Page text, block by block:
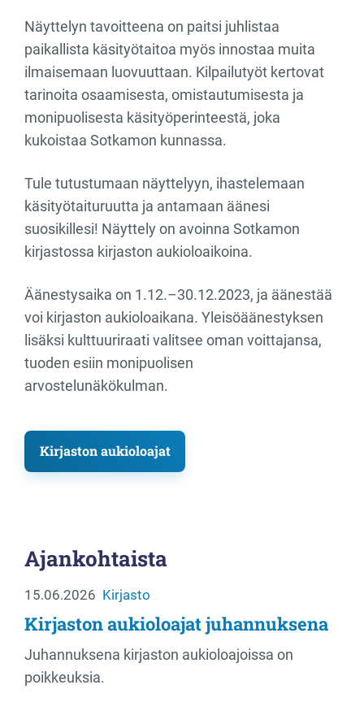
Näyttelyn tavoitteena on paitsi juhlistaa
paikallista käsityötaitoa myös innostaa muita
ilmaisemaan luovuuttaan. Kilpailutyöt kertovat
tarinoita osaamisesta, omistautumisesta ja
monipuolisesta käsityöperinteestä, joka
kukoistaa Sotkamon kunnassa.
Tule tutustumaan näyttelyyn, ihastelemaan
käsityötaituruutta ja antamaan äänesi
suosikillesi! Näyttely on avoinna Sotkamon
kirjastossa kirjaston aukioloaikoina.
Äänestysaika on 1.12.–30.12.2023, ja äänestää
voi kirjaston aukioloaikana. Yleisöäänestyksen
lisäksi kulttuuriraati valitsee oman voittajansa,
tuoden esiin monipuolisen
arvostelunäkökulman.
Kirjaston aukioloajat
Ajankohtaista
15.06.2026 Kirjasto
Kirjaston aukioloajat juhannuksena
Juhannuksena kirjaston aukioloajoissa on
poikkeuksia.